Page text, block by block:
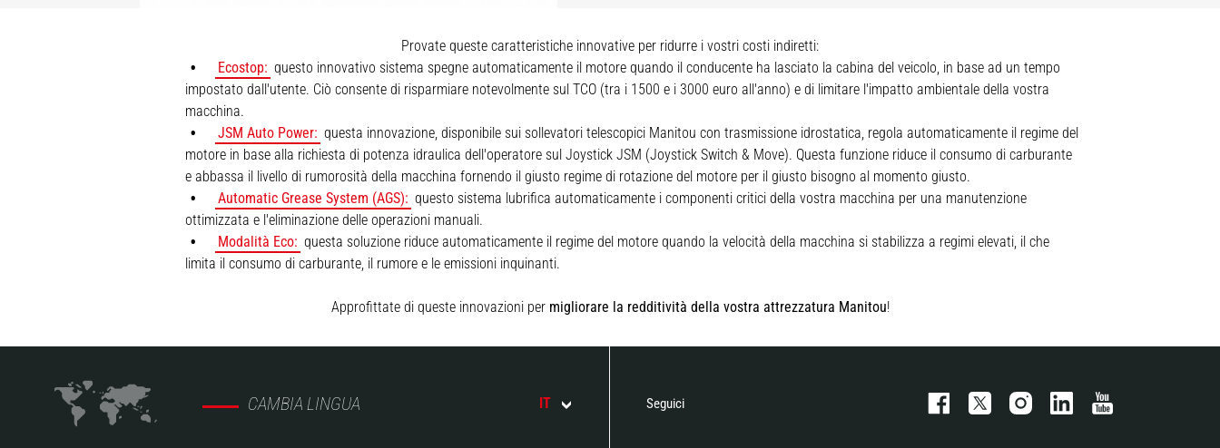
Provate queste caratteristiche innovative per ridurre i vostri costi indiretti:
Ecostop: questo innovativo sistema spegne automaticamente il motore quando il conducente ha lasciato la cabina del veicolo, in base ad un tempo
impostato dall'utente. Ciò consente di risparmiare notevolmente sul TCO (tra i 1500 e i 3000 euro all'anno) e di limitare l'impatto ambientale della vostra
macchina.
JSM Auto Power: questa innovazione, disponibile sui sollevatori telescopici Manitou con trasmissione idrostatica, regola automaticamente il regime del
motore in base alla richiesta di potenza idraulica dell'operatore sul Joystick JSM (Joystick Switch & Move). Questa funzione riduce il consumo di carburante
e abbassa il livello di rumorosità della macchina fornendo il giusto regime di rotazione del motore per il giusto bisogno al momento giusto.
Automatic Grease System (AGS): questo sistema lubrifica automaticamente i componenti critici della vostra macchina per una manutenzione
ottimizzata e l'eliminazione delle operazioni manuali.
Modalità Eco: questa soluzione riduce automaticamente il regime del motore quando la velocità della macchina si stabilizza a regimi elevati, il che
limita il consumo di carburante, il rumore e le emissioni inquinanti.
Approfittate di queste innovazioni per migliorare la redditività della vostra attrezzatura Manitou!
CAMBIA LINGUA IT Seguici